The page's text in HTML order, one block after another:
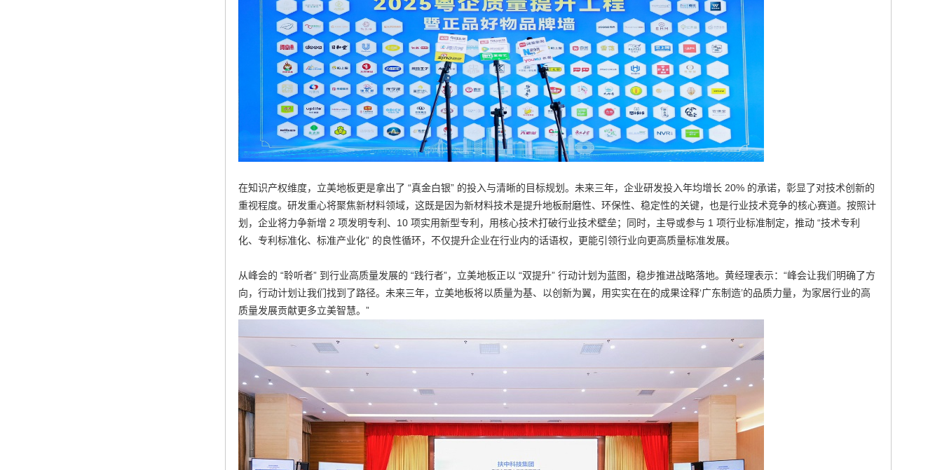
在知识产权维度，立美地板更是拿出了 “真金白银” 的投入与清晰的目标规划。未来三年，企业研发投入年均增长 20% 的承诺，彰显了对技术创新的
重视程度。研发重心将聚焦新材料领域，这既是因为新材料技术是提升地板耐磨性、环保性、稳定性的关键，也是行业技术竞争的核心赛道。按照计
划，企业将力争新增 2 项发明专利、10 项实用新型专利，用核心技术打破行业技术壁垒；同时，主导或参与 1 项行业标准制定，推动 “技术专利
化、专利标准化、标准产业化” 的良性循环，不仅提升企业在行业内的话语权，更能引领行业向更高质量标准发展。
从峰会的 “聆听者” 到行业高质量发展的 “践行者”，立美地板正以 “双提升” 行动计划为蓝图，稳步推进战略落地。黄经理表示：“峰会让我们明确了方
向，行动计划让我们找到了路径。未来三年，立美地板将以质量为基、以创新为翼，用实实在在的成果诠释‘广东制造’的品质力量，为家居行业的高
质量发展贡献更多立美智慧。”